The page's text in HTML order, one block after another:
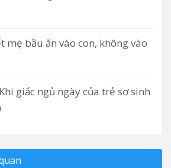
mẹ bầu ăn vào con, không vào
giấc ngủ ngày của trẻ sơ sinh